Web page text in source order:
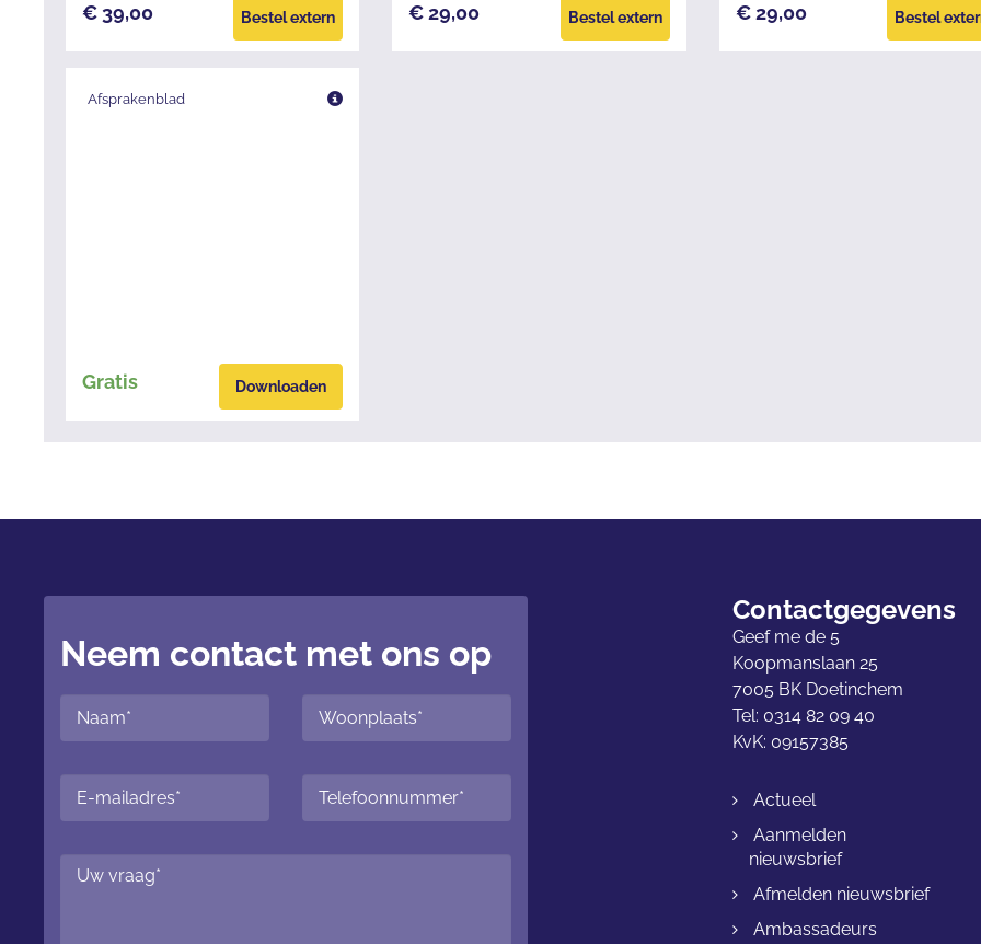
€ 39,00 Bestel extern € 29,00 Bestel extern € 29,00 Bestel
Afsprakenblad
Gratis Downloaden
Neem contact met ons op
Contactgegevens
Geef me de 5
Koopmanslaan 25
7005 BK Doetinchem
Tel: 0314 82 09 40
KvK: 09157385
Actueel
Aanmelden
nieuwsbrief
Afmelden nieuwsbrief
Ambassadeurs